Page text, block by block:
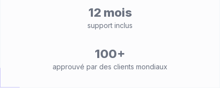
12 mois
support inclus
100+
approuvé par des clients mondiaux